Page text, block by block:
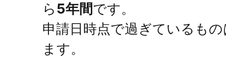
ら5年間です。
申請日時点で過ぎているも
ます。